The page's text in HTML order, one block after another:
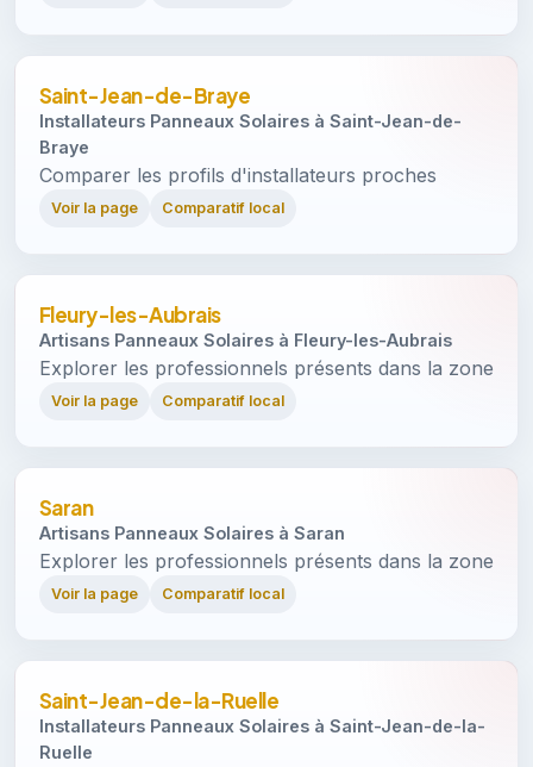
Saint-Jean-de-Braye
Installateurs Panneaux Solaires à Saint-Jean-de-
Braye
Comparer les profils d'installateurs proches
Voir la page Comparatif local
Fleury-les-Aubrais
Artisans Panneaux Solaires à Fleury-les-Aubrais
Explorer les professionnels présents dans la zone
Voir la page Comparatif local
Saran
Artisans Panneaux Solaires à Saran
Explorer les professionnels présents dans la zone
Voir la page Comparatif local
Saint-Jean-de-la-Ruelle
Installateurs Panneaux Solaires à Saint-Jean-de-la-
Ruelle